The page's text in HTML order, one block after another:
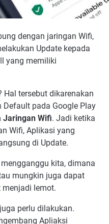
dengan jaringan Wifi,
Update kepada
yang memiliki
Hal tersebut dikarenakan
Default pada Google Play
Jaringan Wifi. Jadi ketika
Wifi, Aplikasi yang
di Update.
kita, dimana
mungkin juga dapat
menjadi lemot.
perlu dilakukan.
Apliaksi